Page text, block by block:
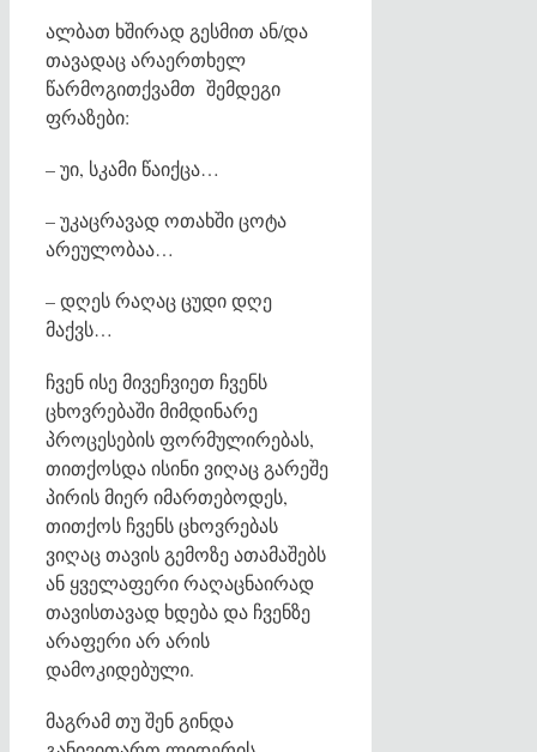
ალბათ ხშირად გესმით ან/და
თავადაც არაერთხელ
წარმოგითქვამთ შემდეგი
ფრაზები:
– უი, სკამი წაიქცა…
– უკაცრავად ოთახში ცოტა
არეულობაა…
– დღეს რაღაც ცუდი დღე
მაქვს…
ჩვენ ისე მივეჩვიეთ ჩვენს
ცხოვრებაში მიმდინარე
პროცესების ფორმულირებას,
თითქოსდა ისინი ვიღაც გარეშე
პირის მიერ იმართებოდეს,
თითქოს ჩვენს ცხოვრებას
ვიღაც თავის გემოზე ათამაშებს
ან ყველაფერი რაღაცნაირად
თავისთავად ხდება და ჩვენზე
არაფერი არ არის
დამოკიდებული.
მაგრამ თუ შენ გინდა